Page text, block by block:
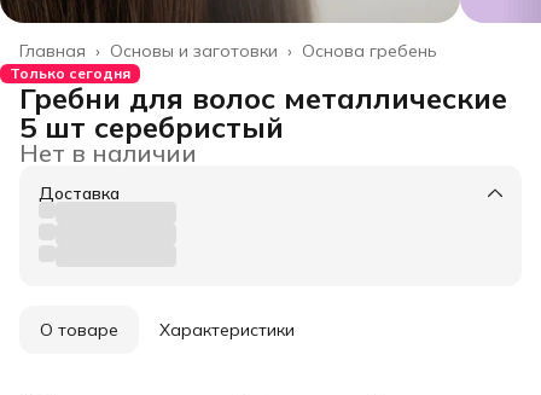
Основа гребень
Основы и заготовки ›
Главная ›
Только сегодня
Гребни для волос металлические
5 шт серебристый
Нет в наличии
Доставка
О товаре Характеристики